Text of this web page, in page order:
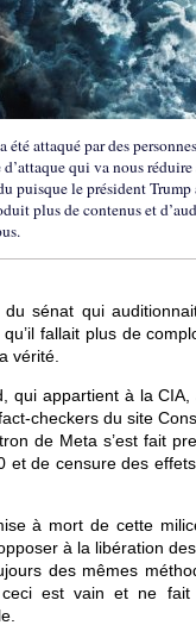
été attaqué par des
d’attaque qui va nous
puisque le président
plus de contenus et
sénat qui
fallait plus de
vérité.
qui appartient à la
checkers du site
de Meta s’est fait
et de censure des
à mort de cette
à la libération
des mêmes
ceci est vain et ne